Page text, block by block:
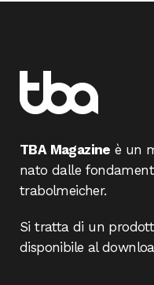
TBA Magazine è un
nato dalle
trabolmeicher.
Si tratta di un
disponibile al